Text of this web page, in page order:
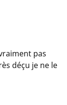
pas
déçu je ne le